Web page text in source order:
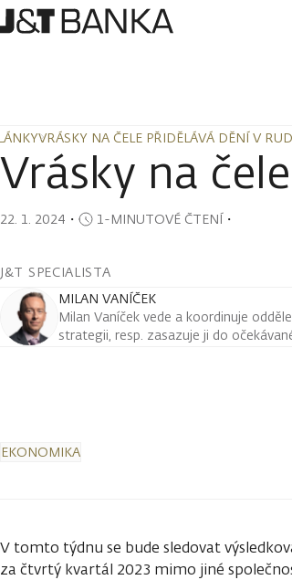
VRÁSKY NA ČELE PŘIDĚLÁVÁ DĚNÍ V
VRÁSKY NA ČELE PŘIDĚLÁVÁ DĚNÍ V
Vrásky na
22. 1. 2024 ・ 1-MINUTOVÉ ČTENÍ・
J&T SPECIALISTA
MILAN VANÍČEK
Milan Vaníček vede a koordinuje
strategii, resp. zasazuje ji do
EKONOMIKA
V tomto týdnu se bude sledovat
za čtvrtý kvartál 2023 mimo jiné